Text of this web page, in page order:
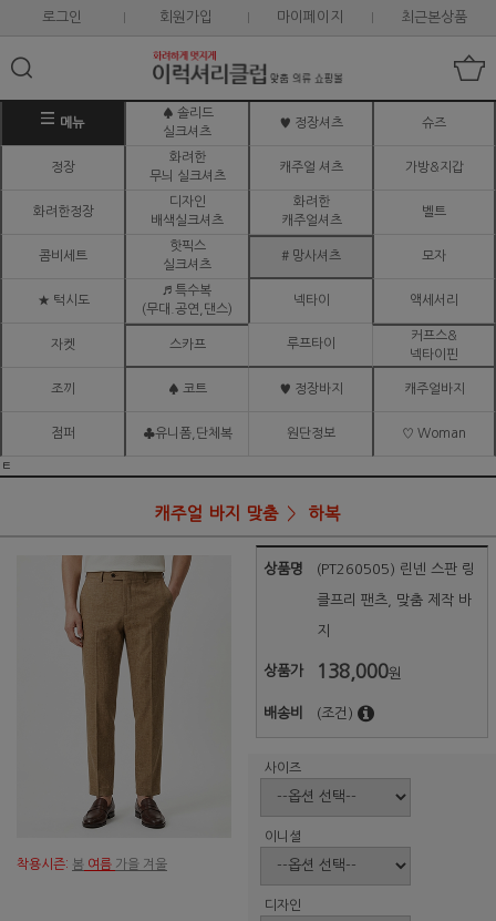
로그인 회원가입 마이페이지 최근본상품
메뉴
♠ 솔리드
실크셔츠
♥ 정장셔츠 슈즈
정장
화려한
무늬 실크셔츠
캐주얼 셔츠 가방&지갑
화려한정장
디자인
배색실크셔츠
화려한
캐주얼셔츠
벨트
콤비세트
핫픽스
실크셔츠
# 망사셔츠 모자
★ 턱시도
♬ 특수복
(무대.공연,댄스)
넥타이 액세서리
자켓 스카프 루프타이
커프스&
넥타이핀
조끼 ♠ 코트 ♥ 정장바지 캐주얼바지
점퍼 ♣유니폼,단체복 원단정보 ♡ Woman
ㅌ
캐주얼 바지 맞춤 하복
착용시즌: 봄 여름 가을 겨울
상품명 (PT260505) 린넨 스판 링
클프리 팬츠, 맞춤 제작 바
지
상품가 138,000원
배송비 (조건)
사이즈
이니셜
디자인